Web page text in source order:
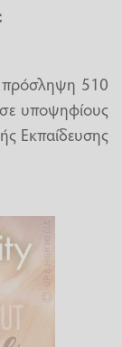
510
υποψηφίους
Εκπαίδευσης